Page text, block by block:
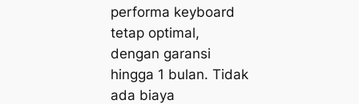
performa keyboard
tetap optimal,
dengan garansi
hingga 1 bulan. Tidak
ada biaya